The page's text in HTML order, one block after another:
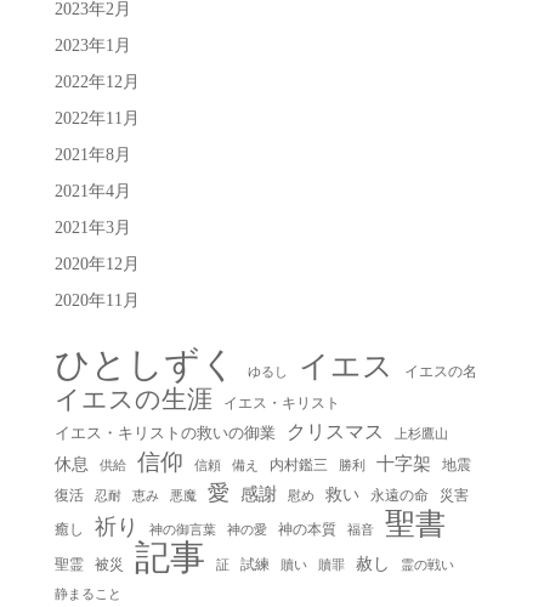
2023年2月
2023年1月
2022年12月
2022年11月
2021年8月
2021年4月
2021年3月
2020年12月
2020年11月
ひとしずく ゆるし イエス イエスの名
イエスの生涯
イエス・キリスト
イエス・キリストの救いの御業
クリスマス 上杉鷹山
休息 供給 信仰 信頼 備え 内村鑑三 勝利 十字架
地震
復活
忍耐 恵み 悪魔 愛 感謝 慰め 救い 永遠の命
災害
癒し
祈り 神の御言葉 神の愛 神の本質 福音 聖書
聖霊 被災 記事 証 試練 贖い 贖罪 赦し 霊の戦い
静まること